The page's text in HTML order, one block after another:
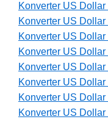
Konverter US
Konverter US
Konverter US
Konverter US Dollar
Konverter US
Konverter US
Konverter US
Konverter US